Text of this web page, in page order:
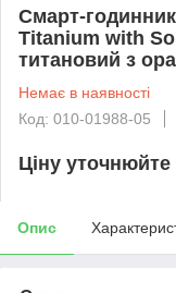
Смарт-
Titanium with
титановий з
Немає в наявності
Код: 010-01988-05
Ціну уточнюйте
Опис